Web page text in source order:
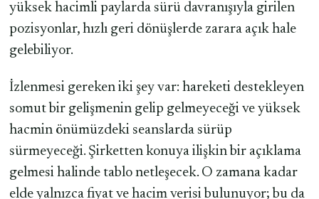
yüksek hacimli paylarda sürü davranışıyla girilen
pozisyonlar, hızlı geri dönüşlerde zarara açık hale
gelebiliyor.
İzlenmesi gereken iki şey var: hareketi destekleyen
somut bir gelişmenin gelip gelmeyeceği ve yüksek
hacmin önümüzdeki seanslarda sürüp
sürmeyeceği. Şirketten konuya ilişkin bir açıklama
gelmesi halinde tablo netleşecek. O zamana kadar
elde yalnızca fiyat ve hacim verisi bulunuyor; bu da